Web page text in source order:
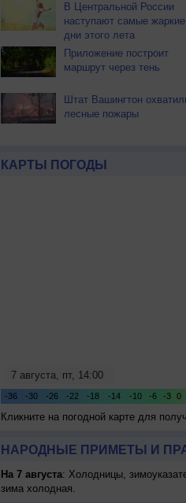
В Центральной России
наступают самые жаркие
дни этого лета
Приложение построит
маршрут через тень
Штат Вашингтон
лесные пожары
КАРТЫ ПОГОДЫ
Кликните на погодной карте для
НАРОДНЫЕ ПРИМЕТЫ И
На 7 августа: Холодницы,
зима холодная.